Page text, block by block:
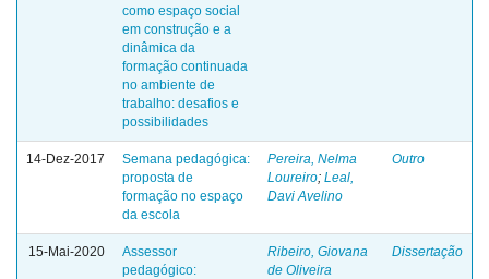
como espaço social
em construção e a
dinâmica da
formação continuada
no ambiente de
trabalho: desafios e
possibilidades
14-Dez-2017
Semana pedagógica:
proposta de
formação no espaço
da escola
Pereira, Nelma
Loureiro; Leal,
Davi Avelino
Outro
15-Mai-2020
Assessor
pedagógico:
Ribeiro, Giovana
de Oliveira
Dissertação